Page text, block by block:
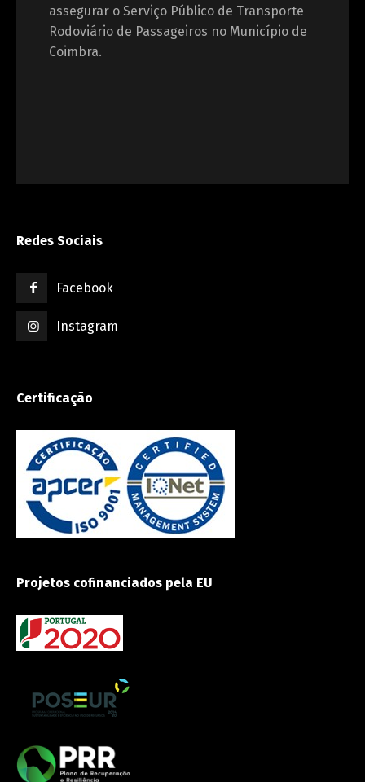
assegurar o Serviço Público de Transporte
Rodoviário de Passageiros no Município de
Coimbra.
Redes Sociais
Facebook
Instagram
Certificação
Projetos cofinanciados pela EU